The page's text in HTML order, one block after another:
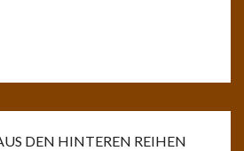
DEN HINTEREN REIHEN